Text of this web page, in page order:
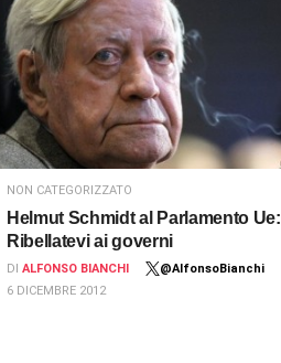
NON CATEGORIZZATO
Helmut Schmidt al Parlamento Ue:
Ribellatevi ai governi
DI ALFONSO BIANCHI
@AlfonsoBianchi
6 DICEMBRE 2012